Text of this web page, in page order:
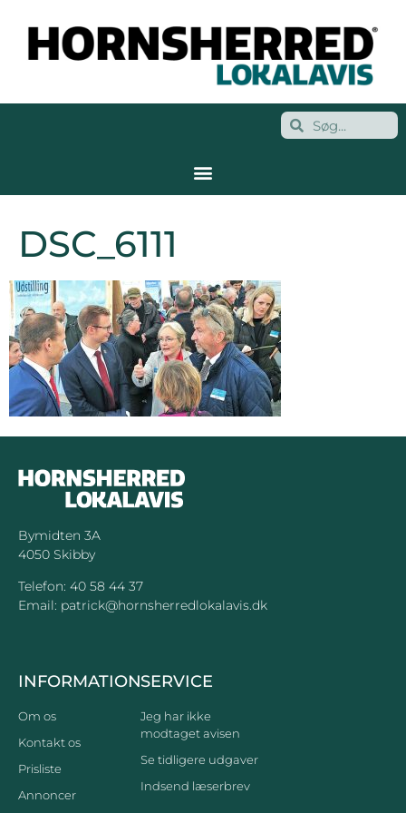
DSC_6111
Bymidten 3A
4050 Skibby
Telefon: 40 58 44 37
Email: patrick@hornsherredlokalavis.dk
INFORMATION
Om os
Kontakt os
Prisliste
Annoncer
SERVICE
Jeg har ikke
modtaget avisen
Se tidligere udgaver
Indsend læserbrev